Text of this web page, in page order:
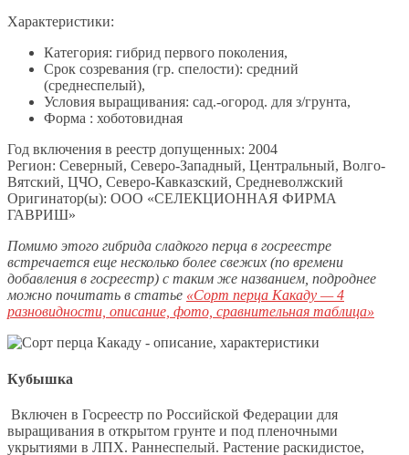
Характеристики:
Категория: гибрид первого поколения,
Срок созревания (гр. спелости): средний
(среднеспелый),
Условия выращивания: сад.-огород. для з/грунта,
Форма : хоботовидная
Год включения в реестр допущенных: 2004
Регион: Северный, Северо-Западный, Центральный, Волго-
Вятский, ЦЧО, Северо-Кавказский, Средневолжский
Оригинатор(ы): ООО «СЕЛЕКЦИОННАЯ ФИРМА
ГАВРИШ»
Помимо этого гибрида сладкого перца в госреестре
встречается еще несколько более свежих (по времени
добавления в госреестр) с таким же названием, подроднее
можно почитать в статье «Сорт перца Какаду — 4
разновидности, описание, фото, сравнительная таблица»
Кубышка
Включен в Госреестр по Российской Федерации для
выращивания в открытом грунте и под пленочными
укрытиями в ЛПХ. Раннеспелый. Растение раскидистое,